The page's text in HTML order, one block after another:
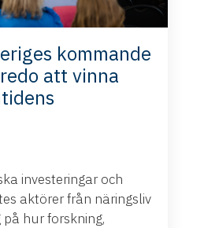
kommande
att vinna
investeringar och
aktörer från näringsliv
hur forskning,